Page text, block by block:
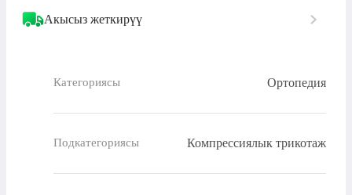
Акысыз жеткирүү
Категориясы Ортопедия
Подкатегориясы Компрессиялык трикотаж